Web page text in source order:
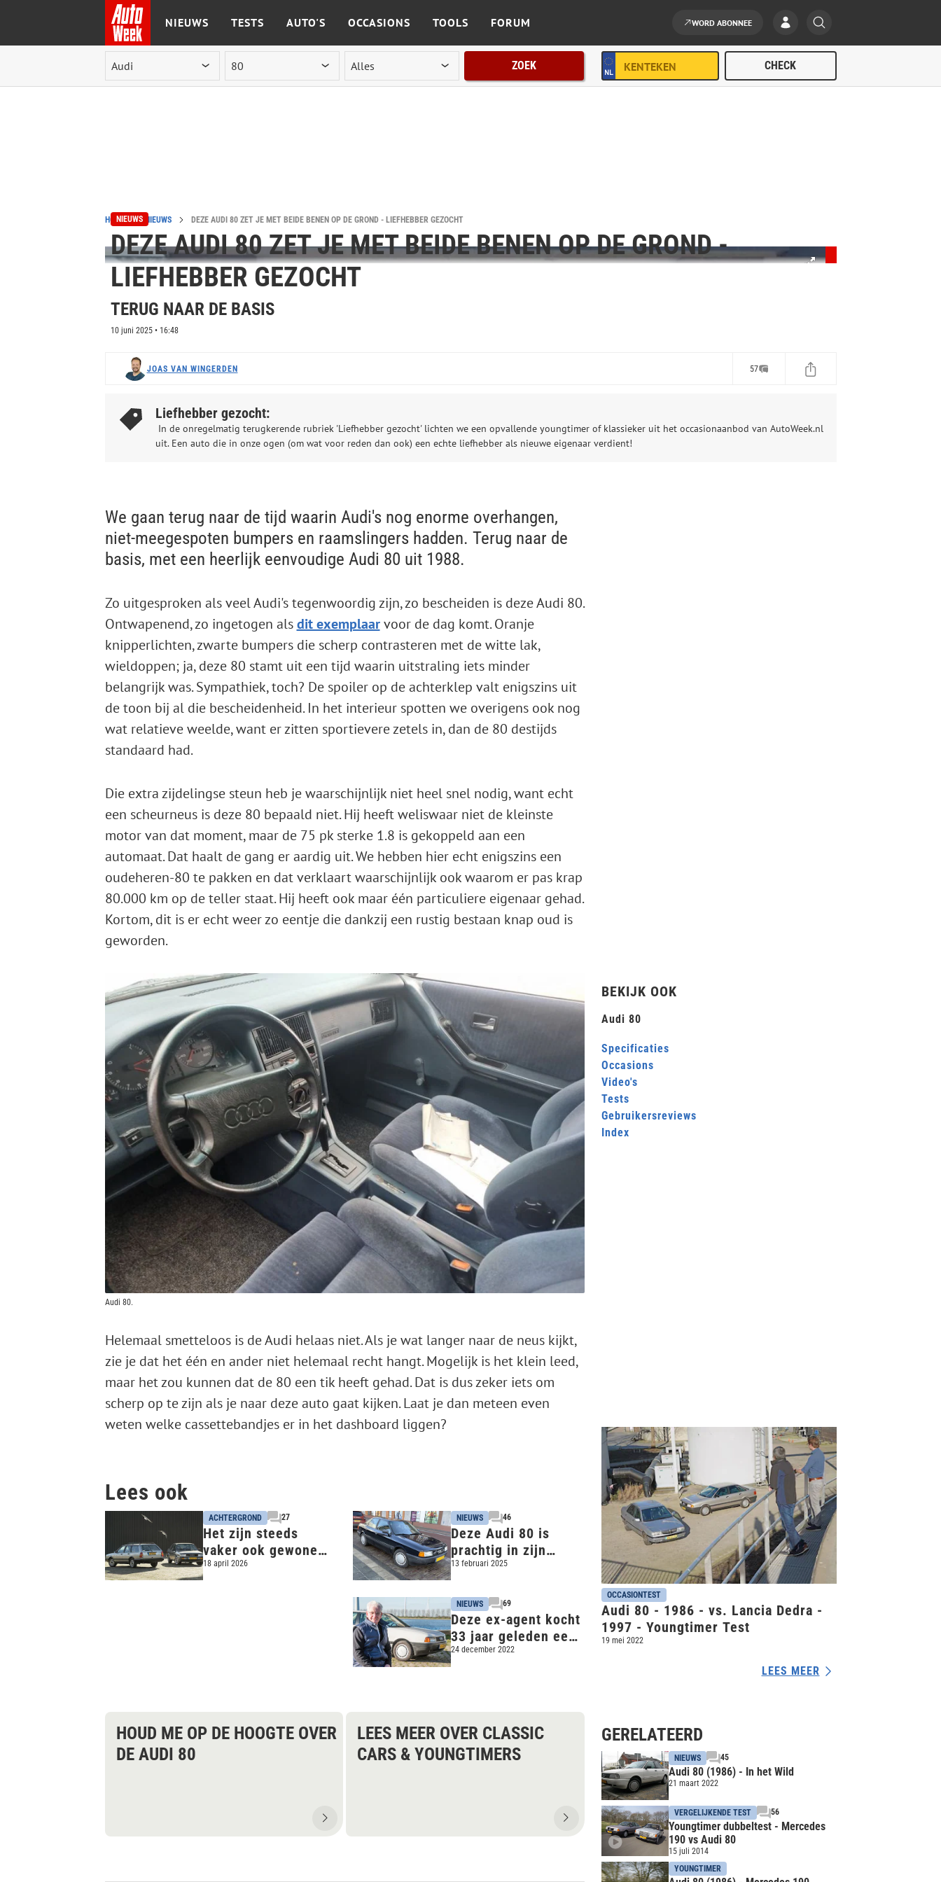
Ga naar de inhoud
NIEUWS TESTS AUTO'S OCCASIONS TOOLS FORUM WORD ABONNEE
ZOEK
HOME NIEUWS DEZE AUDI 80 ZET JE MET BEIDE BENEN OP DE GROND - LIEFHEBBER GEZOCHT
NIEUWS
DEZE AUDI 80 ZET JE MET BEIDE BENEN OP DE GROND -
LIEFHEBBER GEZOCHT
TERUG NAAR DE BASIS
10 juni 2025 • 16:48
JOAS VAN WINGERDEN 57
Liefhebber gezocht:
In de onregelmatig terugkerende rubriek 'Liefhebber gezocht' lichten we een opvallende youngtimer of klassieker uit het occasionaanbod van AutoWeek.nl
uit. Een auto die in onze ogen (om wat voor reden dan ook) een echte liefhebber als nieuwe eigenaar verdient!
We gaan terug naar de tijd waarin Audi's nog enorme overhangen,
niet-meegespoten bumpers en raamslingers hadden. Terug naar de
basis, met een heerlijk eenvoudige Audi 80 uit 1988.
Zo uitgesproken als veel Audi's tegenwoordig zijn, zo bescheiden is deze Audi 80.
Ontwapenend, zo ingetogen alsdit exemplaarvoor de dag komt. Oranje
knipperlichten, zwarte bumpers die scherp contrasteren met de witte lak,
wieldoppen; ja, deze 80 stamt uit een tijd waarin uitstraling iets minder
belangrijk was. Sympathiek, toch? De spoiler op de achterklep valt enigszins uit
de toon bij al die bescheidenheid. In het interieur spotten we overigens ook nog
wat relatieve weelde, want er zitten sportievere zetels in, dan de 80 destijds
standaard had.
Die extra zijdelingse steun heb je waarschijnlijk niet heel snel nodig, want echt
een scheurneus is deze 80 bepaald niet. Hij heeft weliswaar niet de kleinste
motor van dat moment, maar de 75 pk sterke 1.8 is gekoppeld aan een
automaat. Dat haalt de gang er aardig uit. We hebben hier echt enigszins een
oudeheren-80 te pakken en dat verklaart waarschijnlijk ook waarom er pas krap
80.000 km op de teller staat. Hij heeft ook maar één particuliere eigenaar gehad.
Kortom, dit is er echt weer zo eentje die dankzij een rustig bestaan knap oud is
geworden.
Audi 80.
Helemaal smetteloos is de Audi helaas niet. Als je wat langer naar de neus kijkt,
zie je dat het één en ander niet helemaal recht hangt. Mogelijk is het klein leed,
maar het zou kunnen dat de 80 een tik heeft gehad. Dat is dus zeker iets om
scherp op te zijn als je naar deze auto gaat kijken. Laat je dan meteen even
weten welke cassettebandjes er in het dashboard liggen?
Lees ook
ACHTERGROND 27
Het zijn steeds
vaker ook gewone
auto's uit de jaren 70
en 80 die in waarde
18 april 2026
NIEUWS 46
Deze Audi 80 is
prachtig in zijn
eenvoud - In het
13 februari 2025
NIEUWS 69
Deze ex-agent kocht
33 jaar geleden een
gestolen Audi 80 en
24 december 2022
HOUD ME OP DE HOOGTE OVER
DE AUDI 80
LEES MEER OVER CLASSIC
CARS & YOUNGTIMERS
BEKIJK OOK
Audi 80
Specificaties
Occasions
Video's
Tests
Gebruikersreviews
Index
OCCASIONTEST
Audi 80 - 1986 - vs. Lancia Dedra -
1997 - Youngtimer Test
19 mei 2022
LEES MEER
GERELATEERD
NIEUWS 45
Audi 80 (1986) - In het Wild
21 maart 2022
VERGELIJKENDE TEST 56
Youngtimer dubbeltest - Mercedes
190 vs Audi 80
15 juli 2014
YOUNGTIMER